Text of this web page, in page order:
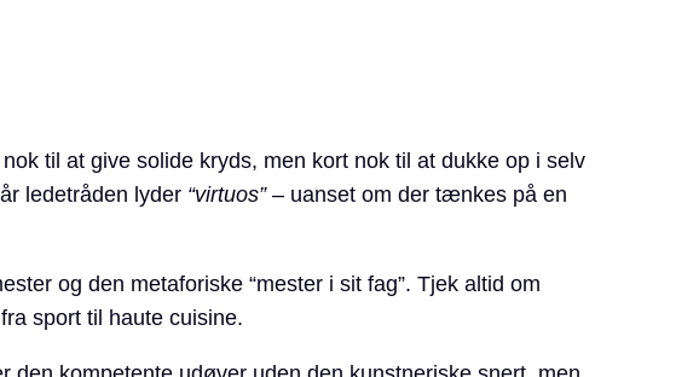
til at give solide kryds, men kort nok til at dukke op i selv
ledetråden lyder “virtuos”– uanset om der tænkes på en
og den metaforiske “mester i sit fag”. Tjek altid om
sport til haute cuisine.